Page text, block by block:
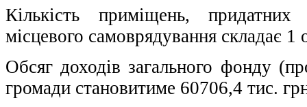
Кількість приміщень,
місцевого самоврядування складає 1
Обсяг доходів загального фонду
громади становитиме 60706,4 тис.